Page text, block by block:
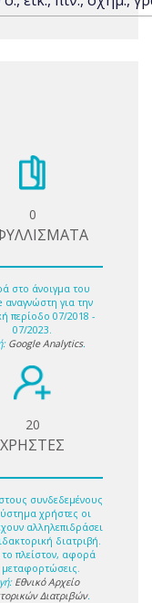
0
στο άνοιγμα του
αναγνώστη για την
περίοδο 07/2018 -
07/2023.
Google Analytics.
20
ΧΡΗΣΤΕΣ
συνδεδεμένους
χρήστες οι
αλληλεπιδράσει
διατριβή.
το πλείστον, αφορά
μεταφορτώσεις.
Εθνικό Αρχείο
Διατριβών.